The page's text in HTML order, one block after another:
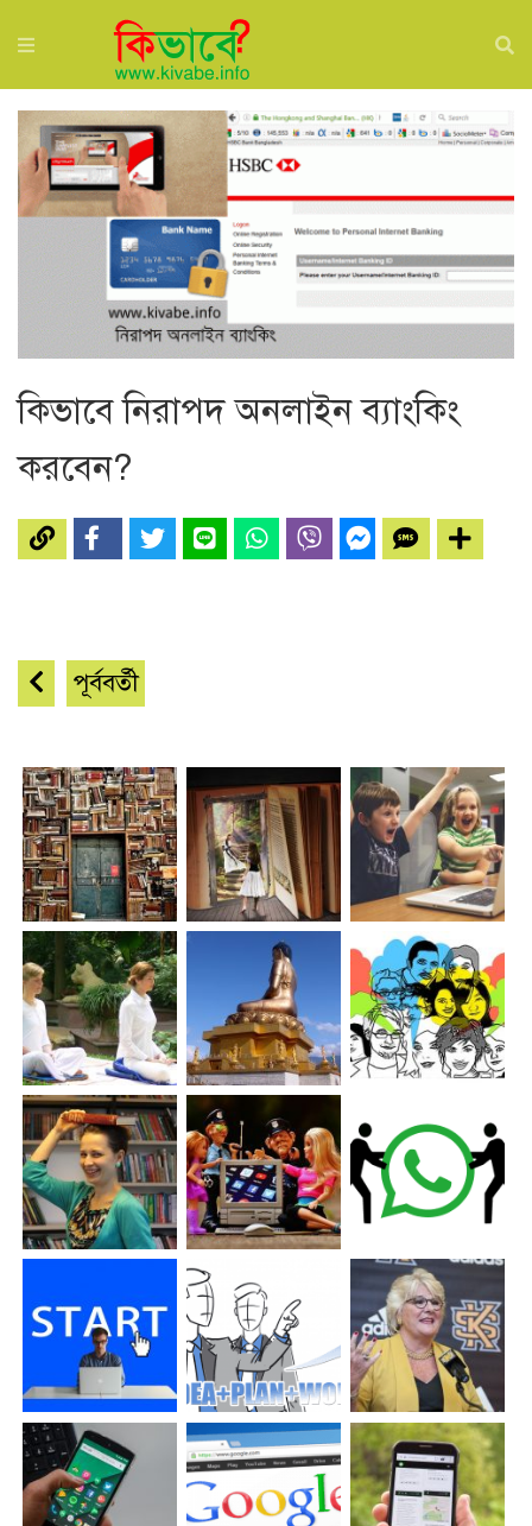
কিভাবে নিরাপদ অনলাইন ব্যাংকিং
করবেন?
পূর্ববর্তী